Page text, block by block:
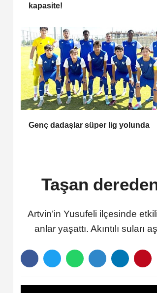
kapasite!
Genç dadaşlar süper lig yolunda
Taşan
Artvin’in Yusufeli ilçesinde
anlar yaşattı. Akıntılı